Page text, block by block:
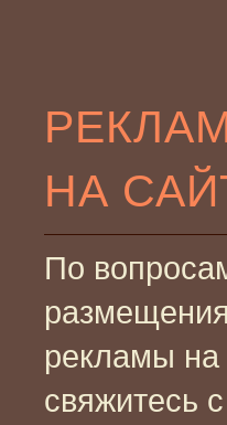
НА
По
размещения
рекламы на
свяжитесь с